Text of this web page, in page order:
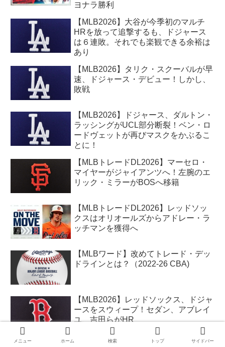
ヨナラ勝利
【MLB2026】大谷が今季初のマルチ
HRを放って追撃するも、ドジャース
は６連敗。それでも楽観できる余裕は
あり
【MLB2026】タリク・スクーバルが早
速、ドジャース・デビュー！しかし、
敗戦
【MLB2026】ドジャース、ダルトン・
ラッシングがUCL部分断裂！ベン・ロ
ードヴェットが再びマスクをかぶるこ
とに！
【MLBトレードDL2026】マーセロ・
マイヤーがジャイアンツへ！左腕のエ
リック・ミラーがBOSへ移籍
【MLBトレードDL2026】レッドソッ
クスはオリオールズからアドレー・ラ
ッチマンを獲得へ
【MLBワード】改めてトレード・デッ
ドラインとは？（2022-26 CBA)
【MLB2026】レッドソックス、ドジャ
ースをスウィープ！セダン、アブレイ
ユ、吉田らがHR
【MLBトレードDL2026】レイズ、メ
メニュー ホーム 検索 トップ サイドバー